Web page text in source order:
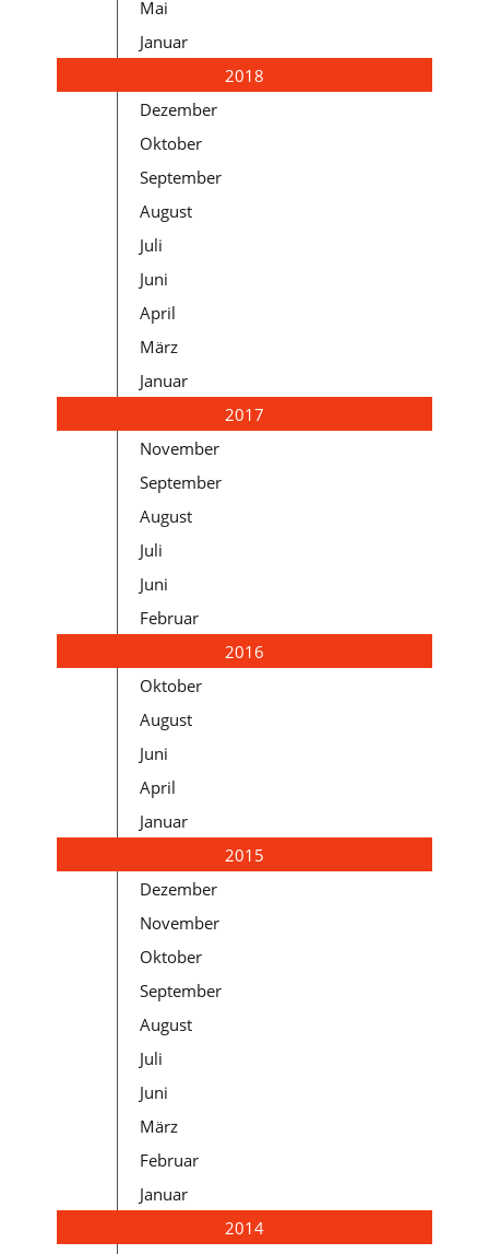
Mai
Januar
2018
Dezember
Oktober
September
August
Juli
Juni
April
März
Januar
2017
November
September
August
Juli
Juni
Februar
2016
Oktober
August
Juni
April
Januar
2015
Dezember
November
Oktober
September
August
Juli
Juni
März
Februar
Januar
2014